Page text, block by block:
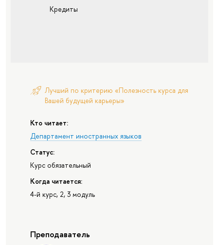
Кредиты
Лучший по критерию «Полезность курса для
Вашей будущей карьеры»
Кто читает:
Департамент иностранных языков
Статус:
Курс обязательный
Когда читается:
4-й курс, 2, 3 модуль
Преподаватель